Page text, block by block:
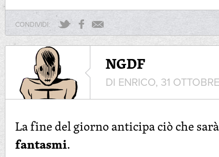
CONDIVIDI:
NGDF
DI ENRICO, 31
La fine del giorno anticipa ciò che
fantasmi.